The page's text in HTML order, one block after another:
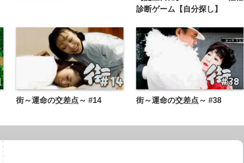
診断ゲーム【自分探し】
街～運命の交差点～ #14 街～運命の交差点～ #38